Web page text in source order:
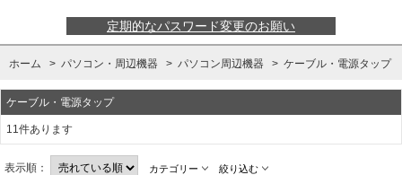
定期的なパスワード変更のお願い
ホーム > パソコン・周辺機器 > パソコン周辺機器 > ケーブル・電源タップ
ケーブル・電源タップ
11件あります
表示順： カテゴリー 絞り込む